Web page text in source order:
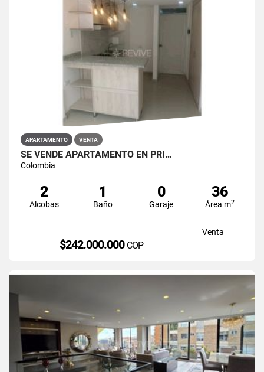
APARTAMENTO VENTA
SE VENDE APARTAMENTO EN PRI…
Colombia
2
Alcobas
1
Baño
0
Garaje
36
Área m2
Venta
$242.000.000 COP